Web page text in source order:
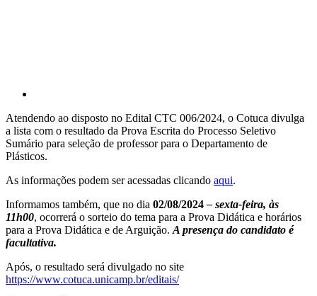
Atendendo ao disposto no Edital CTC 006/2024, o Cotuca divulga
a lista com o resultado da Prova Escrita do Processo Seletivo
Sumário para seleção de professor para o Departamento de
Plásticos.
As informações podem ser acessadas clicando aqui.
Informamos também, que no dia 02/08/2024– sexta-feira, às
11h00, ocorrerá o sorteio do tema para a Prova Didática e horários
para a Prova Didática e de Arguição. A presença do candidato é
facultativa.
Após, o resultado será divulgado no site
https://www.cotuca.unicamp.br/editais/